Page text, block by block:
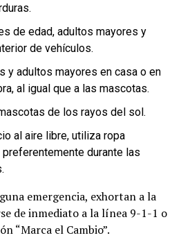
de edad, adultos mayores y
de vehículos.
y adultos mayores en casa o en
al igual que a las mascotas.
de los rayos del sol.
al aire libre, utiliza ropa
durante las
emergencia, exhortan a la
de inmediato a la línea 9-1-1 o
“Marca el Cambio”.